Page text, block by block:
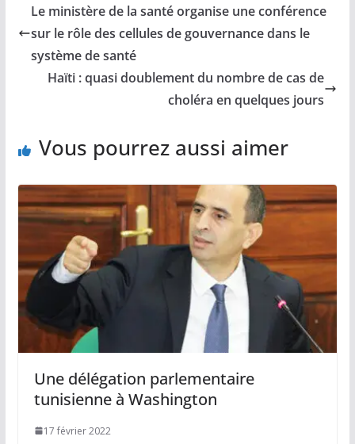
Le ministère de la santé organise une conférence
sur le rôle des cellules de gouvernance dans le
système de santé
Haïti : quasi doublement du nombre de cas de
choléra en quelques jours
Vous pourrez aussi aimer
Une délégation parlementaire
tunisienne à Washington
17 février 2022